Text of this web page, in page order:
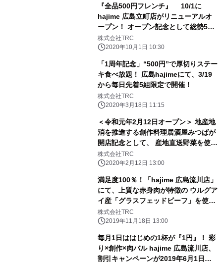
『全品500円フレンチ』 10/1に
hajime 広島立町店がリニューアルオ
ープン！ オープン記念として総勢500
名様に 『濃厚マンゴープリン』を無料
プレゼント！
株式会社TRC
2020年10月1日 10:30
「1周年記念」“500円”で厚切りステー
キ食べ放題！ 広島hajimeにて、3/19
から毎日先着5組限定で開催！
株式会社TRC
2020年3月18日 11:15
＜令和元年2月12日オープン＞ 地産地
消を推進する創作料理居酒屋みつばが
開店記念として、 産地直送野菜を使っ
た肉巻き串5本盛りを“328円”で 2/12
より期間限定で提供！
株式会社TRC
2020年2月12日 13:00
満足度100％！「hajime 広島流川店」
にて、上質な赤身肉が特徴の ウルグア
イ産「グラスフェッドビーフ」を使っ
た名物 “300gステーキ”を11月19日
(火)より半額の945円で提供！
株式会社TRC
2019年11月18日 13:00
毎月1日ははじめの1杯が『1円』！ 彩
り×創作×肉バル hajime 広島流川店、
割引キャンペーンが2019年6月1日か